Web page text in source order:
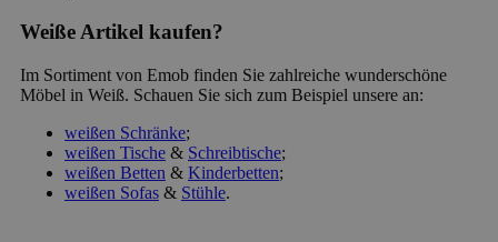
Weiße Artikel kaufen?
Im Sortiment von Emob finden Sie zahlreiche wunderschöne
Möbel in Weiß. Schauen Sie sich zum Beispiel unsere an:
weißen Schränke;
weißen Tische & Schreibtische;
weißen Betten & Kinderbetten;
weißen Sofas & Stühle.